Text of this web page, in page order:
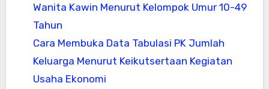
Wanita Kawin Menurut Kelompok Umur 10-49
Tahun
Cara Membuka Data Tabulasi PK Jumlah
Keluarga Menurut Keikutsertaan Kegiatan
Usaha Ekonomi